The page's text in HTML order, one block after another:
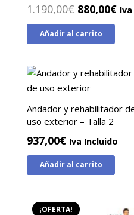
1.190,00€ El
precio
original
1.190,00€.
880,00€El
Añadir al carrito
Andador y rehabilitador
uso exterior – Talla 2
937,00€ Iva Incluido
Añadir al carrito
¡OFERTA!